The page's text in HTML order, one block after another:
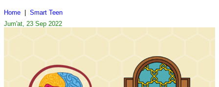
Home
Smart Teen
Jum'at, 23 Sep 2022